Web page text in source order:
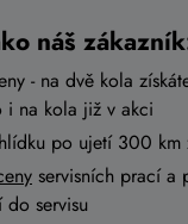
náš
- na dvě kola
i na kola již v akci
po ujetí 300 km
servisních prací a
servisu